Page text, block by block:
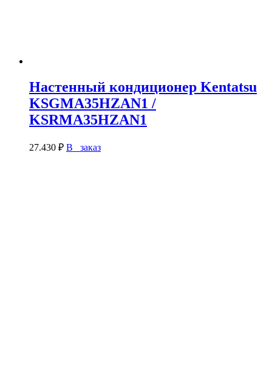
Настенный кондиционер Kentatsu
KSGMA35HZAN1 /
KSRMA35HZAN1
27.430 ₽ В заказ